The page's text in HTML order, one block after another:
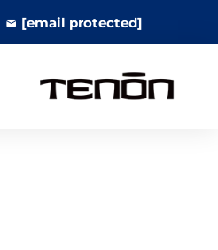
[email protected]